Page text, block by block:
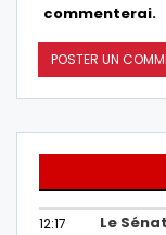
commenterai.
12:17
Le